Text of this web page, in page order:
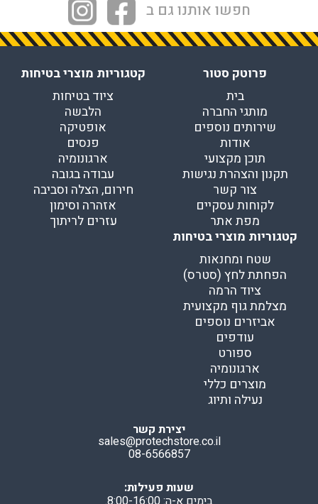
חפשו אותנו גם ב
פרוטק סטור
בית
מותגי החברה
שירותים נוספים
אודות
תוכן מקצועי
תקנון והצהרת נגישות
צור קשר
לקוחות עסקיים
מפת אתר
קטגוריות מוצרי בטיחות
ציוד בטיחות
הלבשה
אופטיקה
פנסים
ארגונומיה
עבודה בגובה
חירום, הצלה וסביבה
אזהרה וסימון
עזרים לריתוך
קטגוריות מוצרי בטיחות
שטח ומחנאות
הפחתת לחץ (סטרס)
ציוד הרמה
מצלמת גוף מקצועית
אביזרים נוספים
עודפים
ספורט
ארגונומיה
מוצרים כללי
נעילה ותיוג
יצירת קשר
sales@protechstore.co.il
08-6566857
שעות פעילות: